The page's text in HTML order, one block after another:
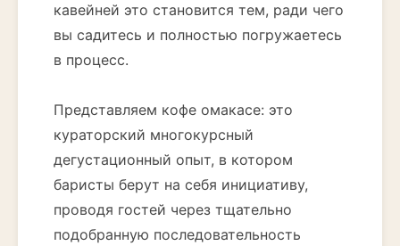
кавейней это становится тем, ради чего
вы садитесь и полностью погружаетесь
в процесс.
Представляем кофе омакасе: это
кураторский многокурсный
дегустационный опыт, в котором
баристы берут на себя инициативу,
проводя гостей через тщательно
подобранную последовательность